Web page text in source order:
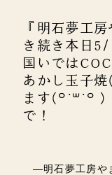
『明石夢工
き続き本日
国いでは
あかし玉子
ます
で！
―明石夢工房や